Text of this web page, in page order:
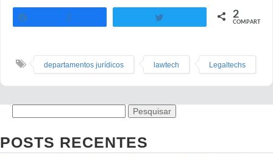
2 2
COMPART.
departamentos jurídicos lawtech Legaltechs
POSTS RECENTES